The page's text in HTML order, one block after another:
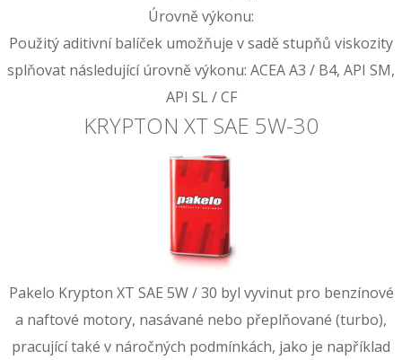
Úrovně výkonu:
Použitý aditivní balíček umožňuje v sadě stupňů viskozity
splňovat následující úrovně výkonu: ACEA A3 / B4, API SM,
API SL / CF
KRYPTON XT SAE 5W-30
Pakelo Krypton XT SAE 5W / 30 byl vyvinut pro benzínové
a naftové motory, nasávané nebo přeplňované (turbo),
pracující také v náročných podmínkách, jako je například